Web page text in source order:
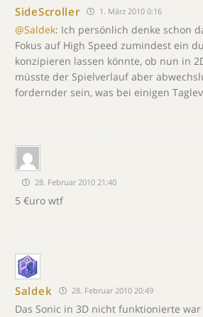
SideScroller 1. März 2010 0:16
@Saldek: Ich persönlich denke schon
Fokus auf High Speed zumindest ein
konzipieren lassen könnte, ob nun in
müsste der Spielverlauf aber
fordernder sein, was bei einigen Taglev
28. Februar 2010 21:40
5 €uro wtf
Saldek 28. Februar 2010 20:49
Das Sonic in 3D nicht funktionierte war